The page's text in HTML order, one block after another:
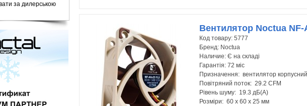
за дилерською
Вентилятор Noctua NF-
Код товару: 5777
Бренд: Noctua
Наличие: Є на складі
Гарантія: 72 міс
Призначення: вентилятор корпусний
Повітряний поток: 29.2 CFM
Рівень шуму: 19.3 дБ(А)
Розміри: 60 x 60 x 25 мм